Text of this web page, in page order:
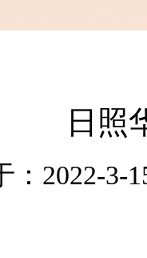
日照
：2022-